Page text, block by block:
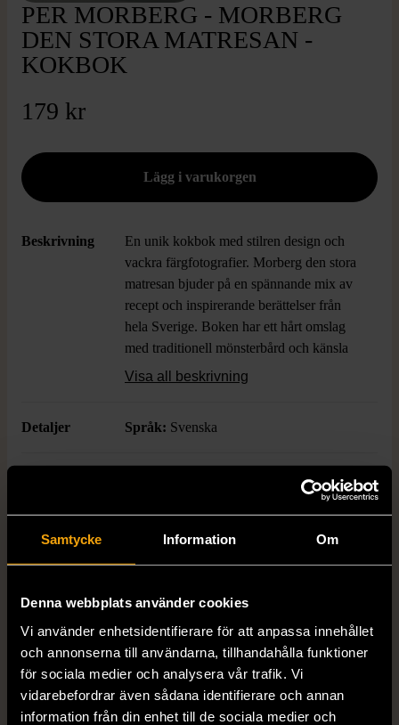
Samtycke Information Om
Denna webbplats använder cookies
Vi använder enhetsidentifierare för att anpassa innehållet
och annonserna till användarna, tillhandahålla funktioner
för sociala medier och analysera vår trafik. Vi
vidarebefordrar även sådana identifierare och annan
information från din enhet till de sociala medier och
PER MORBERG - MORBERG
DEN STORA MATRESAN -
KOKBOK
179 kr
Beskrivning
En unik kokbok med stilren design och
vackra färgfotografier. Morberg den stora
matresan bjuder på en spännande mix av
recept och inspirerande berättelser från
hela Sverige. Boken har ett hårt omslag
med traditionell mönsterbård och känsla
av äkta hantverk. Perfekt för dig som vill
Visa all beskrivning
Detaljer Språk: Svenska
Skick Mycket gott skick
Produkten är sparsamt använd, är av fin
kvalitet och ska inte ha några skador eller
förslitningar.